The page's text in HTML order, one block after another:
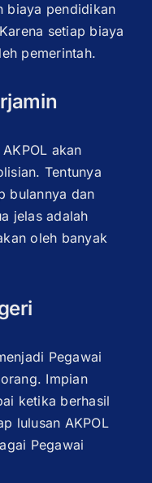
biaya pendidikan
setiap biaya
pemerintah.
akan
Tentunya
bulannya dan
jelas adalah
oleh banyak
Pegawai
Impian
ketika berhasil
lulusan AKPOL
Pegawai